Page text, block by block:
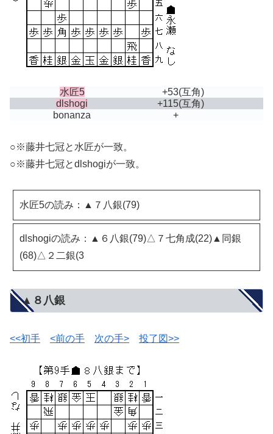
水匠5 +53(互角)
dlshogi
+115(互角)
bonanza
+
○※藤井七冠と水匠が一致。
○※藤井七冠とdlshogiが一致。
水匠5の読み：▲７八銀(79)
dlshogiの読み：▲６八銀(79)△７七角成(22)▲同銀
(68)△２二銀(3
▲８八銀
<<初手 <前の手 次の手> 投了図>>